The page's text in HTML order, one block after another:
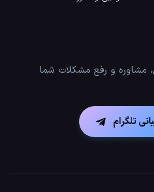
مشاوره و رفع مشکلات شما
تلگرام